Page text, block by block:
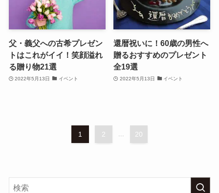
父・義父への古希プレゼン
トはこれがイイ！笑顔溢れ
る贈り物21選
2022年5月13日 イベント
還暦祝いに！60歳の男性へ
贈るおすすめのプレゼント
全19選
2022年5月13日 イベント
1 2 20